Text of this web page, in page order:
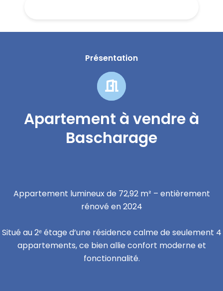
Présentation
Apartement à vendre à
Bascharage
Appartement lumineux de 72,92 m² – entièrement
rénové en 2024
Situé au 2ᵉ étage d’une résidence calme de seulement 4
appartements, ce bien allie confort moderne et
fonctionnalité.